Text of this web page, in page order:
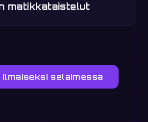
matikkataistelut
ilmaiseksi selaimessa